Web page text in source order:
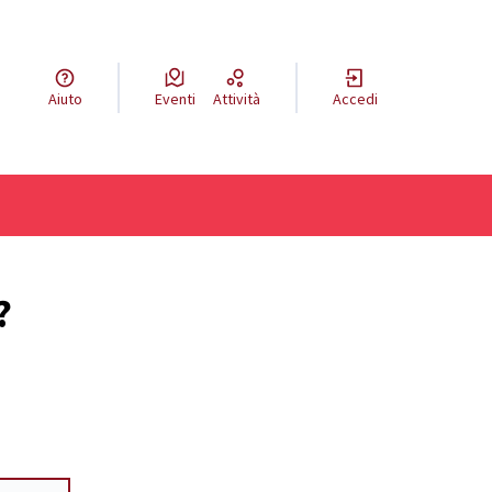
Aiuto Eventi Attività Accedi